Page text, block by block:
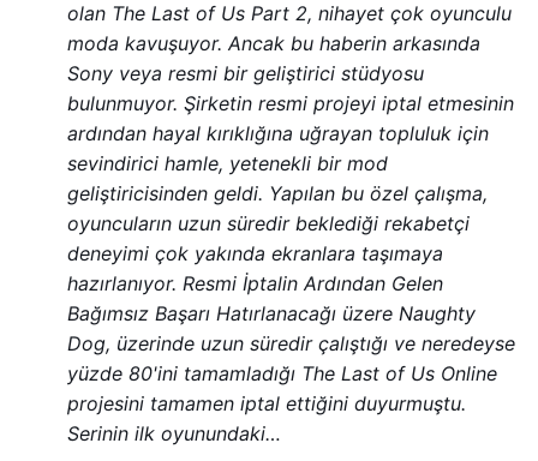
olan The Last of Us Part 2, nihayet çok oyunculu
moda kavuşuyor. Ancak bu haberin arkasında
Sony veya resmi bir geliştirici stüdyosu
bulunmuyor. Şirketin resmi projeyi iptal etmesinin
ardından hayal kırıklığına uğrayan topluluk için
sevindirici hamle, yetenekli bir mod
geliştiricisinden geldi. Yapılan bu özel çalışma,
oyuncuların uzun süredir beklediği rekabetçi
deneyimi çok yakında ekranlara taşımaya
hazırlanıyor. Resmi İptalin Ardından Gelen
Bağımsız Başarı Hatırlanacağı üzere Naughty
Dog, üzerinde uzun süredir çalıştığı ve neredeyse
yüzde 80'ini tamamladığı The Last of Us Online
projesini tamamen iptal ettiğini duyurmuştu.
Serinin ilk oyunundaki…